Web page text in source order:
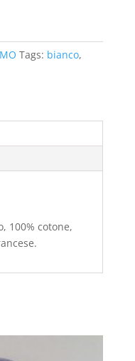
Tags: bianco,
100% cotone,